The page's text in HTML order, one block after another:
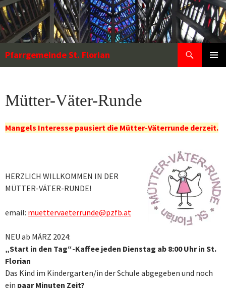
Zum
Inhalt
springen
Pfarrgemeinde St. Florian
Mütter-Väter-Runde
Mangels Interesse pausiert die Mütter-Väterrunde derzeit.
HERZLICH WILLKOMMEN IN DER
MÜTTER-VÄTER-RUNDE!
email: muettervaeterrunde@pzfb.at
NEU ab MÄRZ 2024:
„Start in den Tag“-Kaffee jeden Dienstag ab 8:00 Uhr in St.
Florian
Das Kind im Kindergarten/in der Schule abgegeben und noch
ein paar Minuten Zeit?